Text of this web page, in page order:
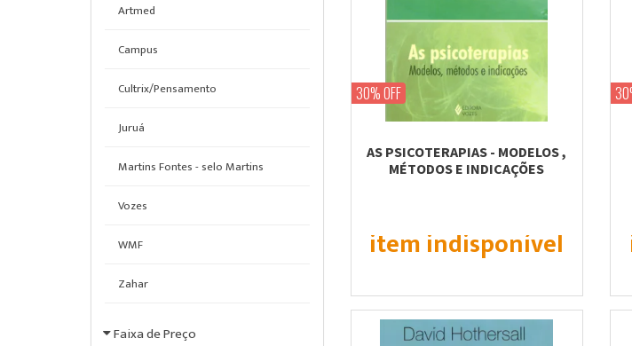
Artmed
Campus
Cultrix/Pensamento
Juruá
Martins Fontes - selo Martins
Vozes
WMF
Zahar
Faixa de Preço
30% OFF
AS PSICOTERAPIAS - MODELOS ,
MÉTODOS E INDICAÇÕES
item indisponível